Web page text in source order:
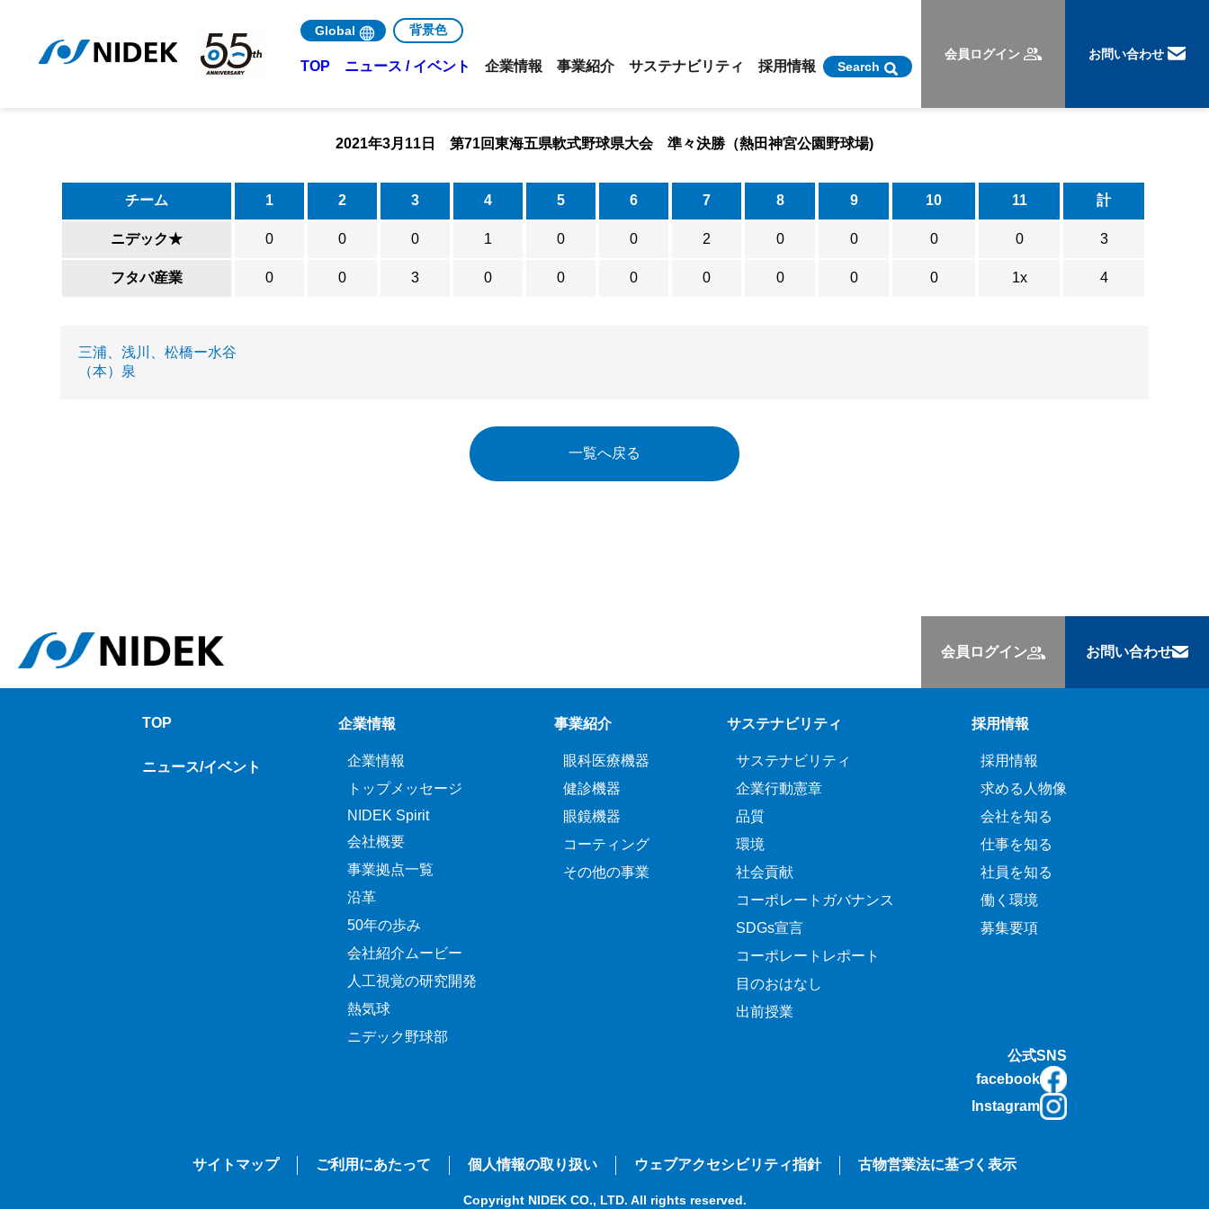
Global 背景色
TOP ニュース / イベント 企業情報 事業紹介 サステナビリティ 採用情報 Search
会員ログイン お問い合わせ
2021年3月11日 第71回東海五県軟式野球県大会 準々決勝（熱田神宮公園野球場)
チーム 1 2 3 4 5 6 7 8 9 10 11 計
ニデック★ 0 0 0 1 0 0 2 0 0 0 0 3
フタバ産業 0 0 3 0 0 0 0 0 0 0 1x 4
三浦、浅川、松橋ー水谷
（本）泉
一覧へ戻る
会員ログイン お問い合わせ
TOP
ニュース/イベント
企業情報
企業情報
トップメッセージ
NIDEK Spirit
会社概要
事業拠点一覧
沿革
50年の歩み
会社紹介ムービー
人工視覚の研究開発
熱気球
ニデック野球部
事業紹介
眼科医療機器
健診機器
眼鏡機器
コーティング
その他の事業
サステナビリティ
サステナビリティ
企業行動憲章
品質
環境
社会貢献
コーポレートガバナンス
SDGs宣言
コーポレートレポート
目のおはなし
出前授業
採用情報
採用情報
求める人物像
会社を知る
仕事を知る
社員を知る
働く環境
募集要項
公式SNS
facebook
Instagram
サイトマップ ご利用にあたって 個人情報の取り扱い ウェブアクセシビリティ指針 古物営業法に基づく表示
Copyright NIDEK CO., LTD. All rights reserved.